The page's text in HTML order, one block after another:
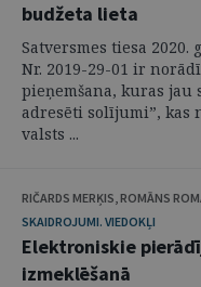
budžeta lieta
Satversmes tiesa
Nr. 2019-29-01 ir
pieņemšana, kuras
adresēti solījumi”, kas
valsts ...
RIČARDS MERĶIS, ROMĀNS
SKAIDROJUMI. VIEDOKĻI
Elektroniskie
izmeklēšanā